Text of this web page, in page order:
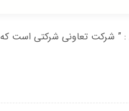
شرکت تعاونی شرکتی است که